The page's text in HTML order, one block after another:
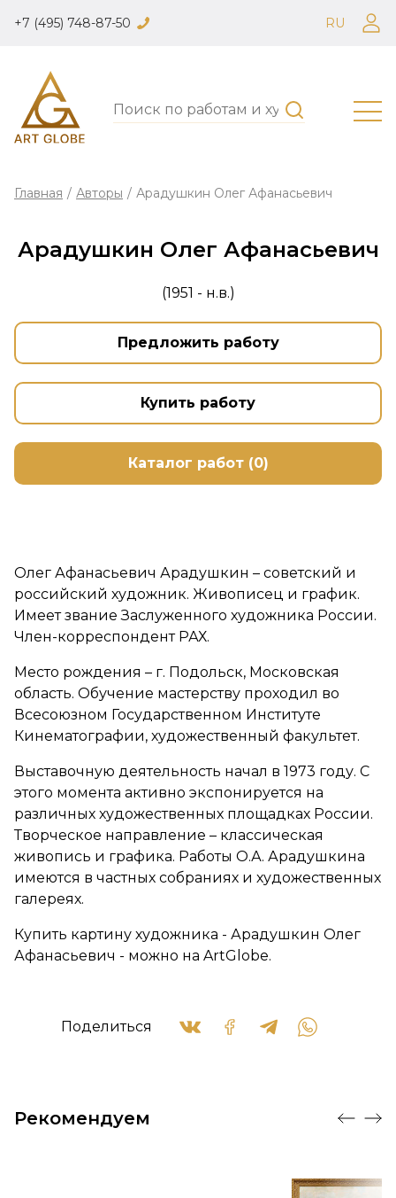
+7 (495) 748-87-50 RU
Главная / Авторы / Арадушкин Олег Афанасьевич
Арадушкин Олег Афанасьевич
(1951 - н.в.)
Предложить работу
Купить работу
Каталог работ (0)
Олег Афанасьевич Арадушкин – советский и
российский художник. Живописец и график.
Имеет звание Заслуженного художника России.
Член-корреспондент РАХ.
Место рождения – г. Подольск, Московская
область. Обучение мастерству проходил во
Всесоюзном Государственном Институте
Кинематографии, художественный факультет.
Выставочную деятельность начал в 1973 году. С
этого момента активно экспонируется на
различных художественных площадках России.
Творческое направление – классическая
живопись и графика. Работы О.А. Арадушкина
имеются в частных собраниях и художественных
галереях.
Купить картину художника - Арадушкин Олег
Афанасьевич - можно на ArtGlobe.
Поделиться
Рекомендуем